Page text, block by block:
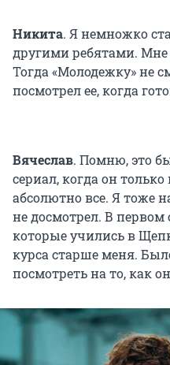
Никита. Я немножко
другими ребятами.
Тогда «Молодежку» не
посмотрел ее, когда
Вячеслав. Помню, это
сериал, когда он
абсолютно все. Я тоже
не досмотрел. В первом
которые учились в
курса старше меня.
посмотреть на то, как